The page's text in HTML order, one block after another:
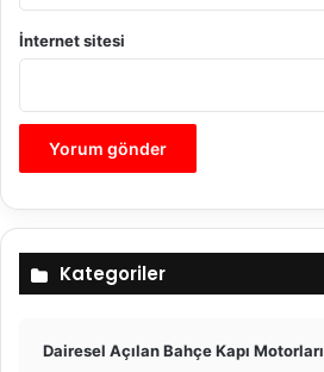
İnternet sitesi
Kategoriler
Dairesel Açılan Bahçe Kapı Motorları